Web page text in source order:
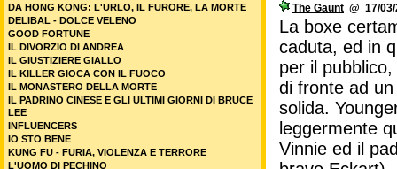
The Gaunt @ 17/
La boxe
caduta, ed in
per il
di fronte ad
solida.
leggermente
Vinnie ed il
DA HONG KONG: L'URLO, IL FURORE, LA MORTE
DELIBAL - DOLCE VELENO
GOOD FORTUNE
IL DIVORZIO DI ANDREA
IL GIUSTIZIERE GIALLO
IL KILLER GIOCA CON IL FUOCO
IL MONASTERO DELLA MORTE
IL PADRINO CINESE E GLI ULTIMI GIORNI DI BRUCE
LEE
INFLUENCERS
IO STO BENE
KUNG FU - FURIA, VIOLENZA E TERRORE
L'UOMO DI PECHINO